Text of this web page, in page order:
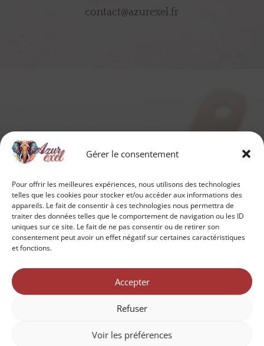
Gérer le consentement
Pour offrir les meilleures expériences, nous utilisons des technologies
telles que les cookies pour stocker et/ou accéder aux informations des
appareils. Le fait de consentir à ces technologies nous permettra de
traiter des données telles que le comportement de navigation ou les ID
uniques sur ce site. Le fait de ne pas consentir ou de retirer son
consentement peut avoir un effet négatif sur certaines caractéristiques
et fonctions.
Accepter
Refuser
Voir les préférences
contact@azurexel.fr